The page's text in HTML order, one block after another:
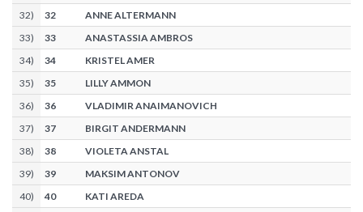
32) 32
ANNE ALTERMANN
33) 33
ANASTASSIA AMBROS
34) 34
KRISTEL AMER
35) 35
LILLY AMMON
36) 36
VLADIMIR ANAIMANOVICH
37) 37
BIRGIT ANDERMANN
38) 38
VIOLETA ANSTAL
39) 39
MAKSIM ANTONOV
40) 40
KATI AREDA